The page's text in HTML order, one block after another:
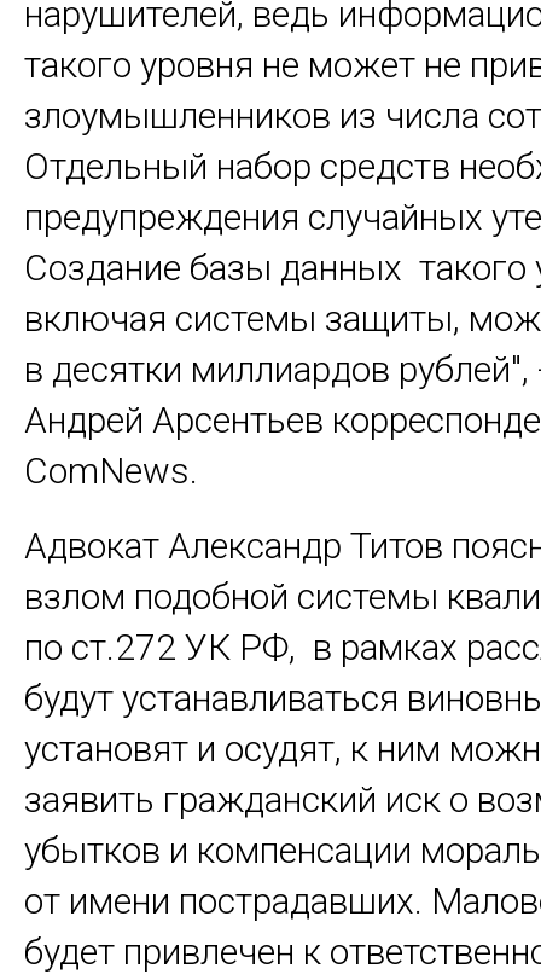
нарушителей, ведь
такого уровня не может не
злоумышленников из числа
Отдельный набор средств
предупреждения случайных
Создание базы данных такого
включая системы защиты,
в десятки миллиардов рублей",
Андрей Арсентьев
ComNews.
Адвокат Александр Титов
взлом подобной системы
по ст.272 УК РФ, в рамках
будут устанавливаться
установят и осудят, к ним
заявить гражданский иск о
убытков и компенсации
от имени пострадавших.
будет привлечен к